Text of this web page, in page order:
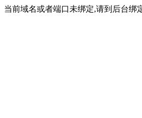
当前域名或者端口未绑定,请到后台绑